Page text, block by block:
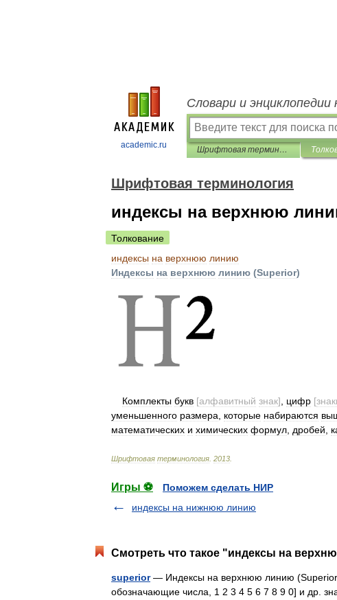
academic.ru
Словари и энциклопедии
Шрифтовая терминология
Шрифтовая терминология
индексы на верхнюю
Толкование
индексы на верхнюю линию
Индексы на верхнюю линию (Superior)
Комплекты букв [алфавитный знак] цифр [
уменьшенного размера которые набираются
математических и химических формул дробей
Шрифтовая терминология 2013
Игры ⚽
Поможем сделать НИР
индексы на нижнюю линию
Смотреть что такое "индексы на
superior— Индексы на верхнюю линию
обозначающие числа, 1 2 3 4 5 6 7 8 9 0] и др.